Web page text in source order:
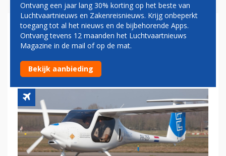
KLM FLIGHT ACADEMY LAAT
MEER STUDENTEN
ELEKTRISCH VLIEGEN
Ontvang een jaar lang 30% korting op het beste van
Luchtvaartnieuws en Zakenreisnieuws. Krijg onbeperkt
toegang tot al het nieuws en de bijbehorende Apps.
Ontvang tevens 12 maanden het Luchtvaartnieuws
Magazine in de mail of op de mat.
Bekijk aanbieding